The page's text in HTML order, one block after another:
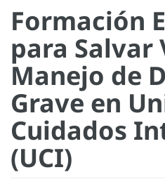
Formación
para Salvar
Manejo de
Grave en
Cuidados
(UCI)